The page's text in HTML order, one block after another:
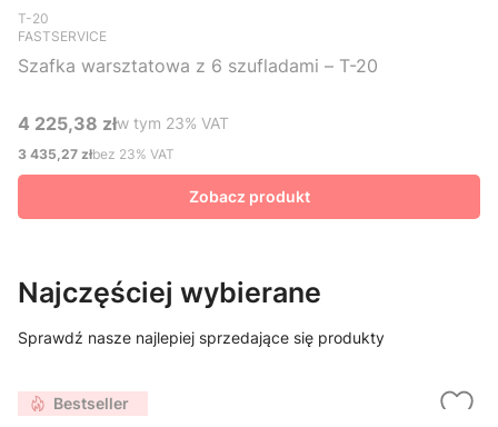
Kod produktu
T-20
FASTSERVICE
Szafka warsztatowa z 6 szufladami – T-20
Cena brutto
4 225,38 złw tym %s VAT
w tym 23% VAT
Cena netto
3 435,27 złbez 23% VAT
Zobacz produkt
Najczęściej wybierane
Sprawdź nasze najlepiej sprzedające się produkty
Bestseller